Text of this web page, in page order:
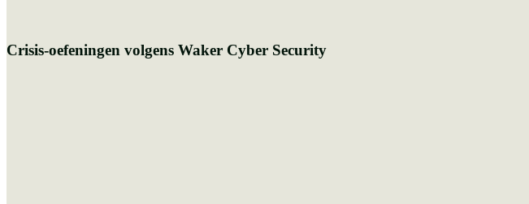
Crisis-oefeningen volgens Waker Cyber Security